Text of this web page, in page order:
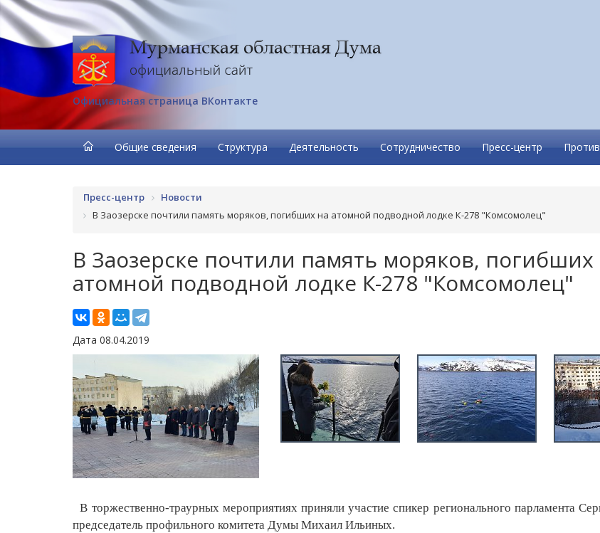
Официальная страница ВКонтакте
Общие сведения Структура Деятельность Сотрудничество Пресс-центр
Пресс-центр
Новости
В Заозерске почтили память моряков, погибших на атомной подводной лодке К-278 "Комсомолец"
В Заозерске почтили память моряков, погибших
атомной подводной лодке К-278 "Комсомолец"
Дата 08.04.2019
В торжественно-траурных мероприятиях приняли участие спикер регионального парламента
председатель профильного комитета Думы Михаил Ильиных.